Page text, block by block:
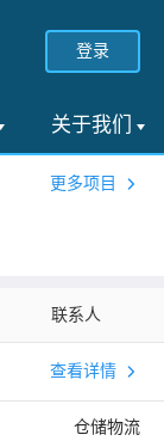
登录
关于我们
更多项目
联系人
查看详情
仓储物流